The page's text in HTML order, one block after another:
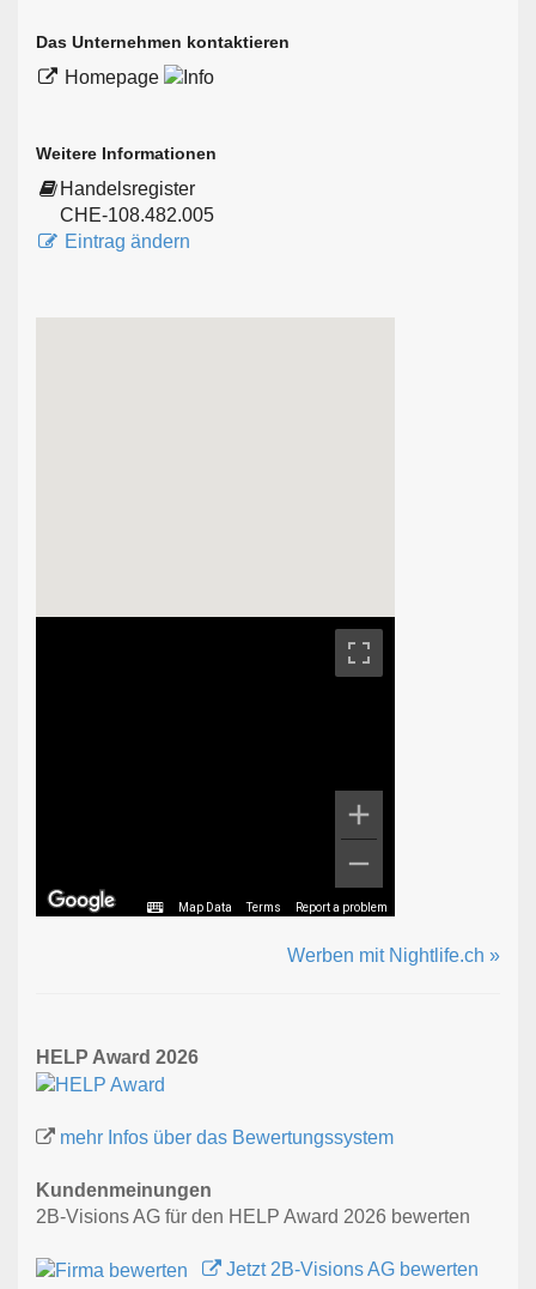
Das Unternehmen kontaktieren
Homepage
Weitere Informationen
Handelsregister
CHE-108.482.005
Eintrag ändern
Map Data Terms Report a problem
Werben mit Nightlife.ch »
HELP Award 2026
mehr Infos über das Bewertungssystem
Kundenmeinungen
2B-Visions AG für den HELP Award 2026 bewerten
Jetzt 2B-Visions AG bewerten